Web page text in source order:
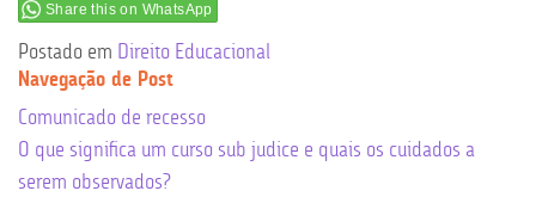
Share this on WhatsApp
Postado em Direito Educacional
Navegação de Post
Comunicado de recesso
O que significa um curso sub judice e quais os cuidados a
serem observados?